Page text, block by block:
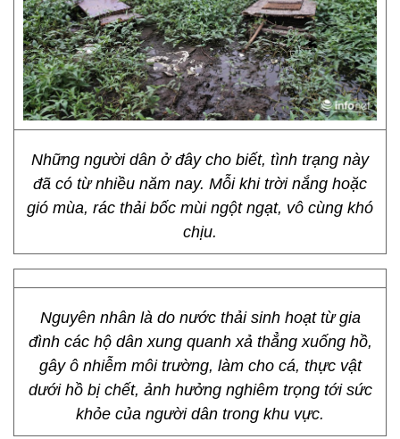
Những người dân ở đây cho biết, tình trạng này
đã có từ nhiều năm nay. Mỗi khi trời nắng hoặc
gió mùa, rác thải bốc mùi ngột ngạt, vô cùng khó
chịu.
Nguyên nhân là do nước thải sinh hoạt từ gia
đình các hộ dân xung quanh xả thẳng xuống hồ,
gây ô nhiễm môi trường, làm cho cá, thực vật
dưới hồ bị chết, ảnh hưởng nghiêm trọng tới sức
khỏe của người dân trong khu vực.